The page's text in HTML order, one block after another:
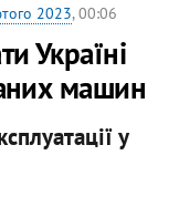
2023, 00:06
Україні
машин
у